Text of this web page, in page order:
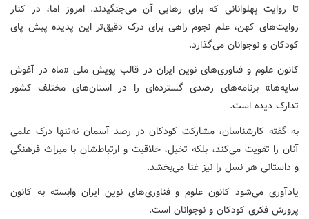
تا روایت پهلوانانی که برای رهایی آن می‌جنگیدند. امروز اما، در کنار
روایت‌های کهن، علم نجوم راهی برای درک دقیق‌تر این پدیده پیش پای
کودکان و نوجوانان می‌گذارد.
کانون علوم و فناوری‌های نوین ایران در قالب پویش ملی «ماه در آغوش
سایه‌ها» برنامه‌های رصدی گسترده‌ای را در استان‌های مختلف کشور
تدارک دیده است.
به گفته کارشناسان، مشارکت کودکان در رصد آسمان نه‌تنها درک علمی
آنان را تقویت می‌کند، بلکه تخیل، خلاقیت و ارتباط‌شان با میراث فرهنگی
و داستانی هر نسل را نیز غنا می‌بخشد.
یادآوری می‌شود کانون علوم و فناوری‌های نوین ایران وابسته به کانون
پرورش فکری کودکان و نوجوانان است.